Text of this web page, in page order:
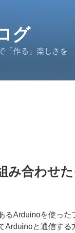
グ
「作る」楽しさを
み合わせ
るArduinoを使っ
Arduinoと通信する